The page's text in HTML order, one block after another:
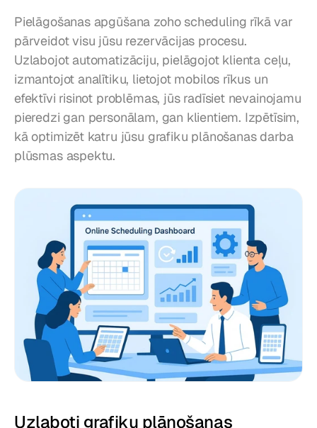
Pielāgošanas apgūšana zoho scheduling rīkā var
pārveidot visu jūsu rezervācijas procesu.
Uzlabojot automatizāciju, pielāgojot klienta ceļu,
izmantojot analītiku, lietojot mobilos rīkus un
efektīvi risinot problēmas, jūs radīsiet nevainojamu
pieredzi gan personālam, gan klientiem. Izpētīsim,
kā optimizēt katru jūsu grafiku plānošanas darba
plūsmas aspektu.
Uzlaboti grafiku plānošanas